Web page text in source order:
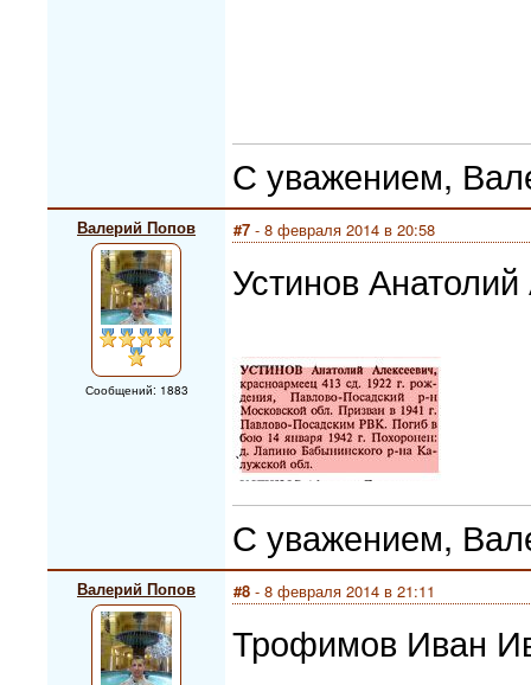
С уважением,
Валерий Попов
Сообщений: 1883
#7 - 8 февраля 2014 в 20:58
Устинов
С уважением,
Валерий Попов #8 - 8 февраля 2014 в 21:11
Трофимов Иван